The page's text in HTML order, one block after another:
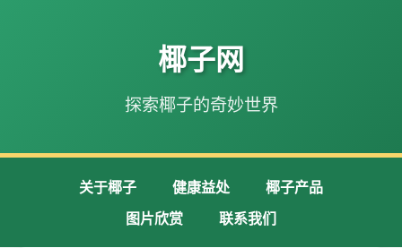
椰子网
探索椰子的奇妙世界
关于椰子 健康益处
椰子产品
图片欣赏
联系我们